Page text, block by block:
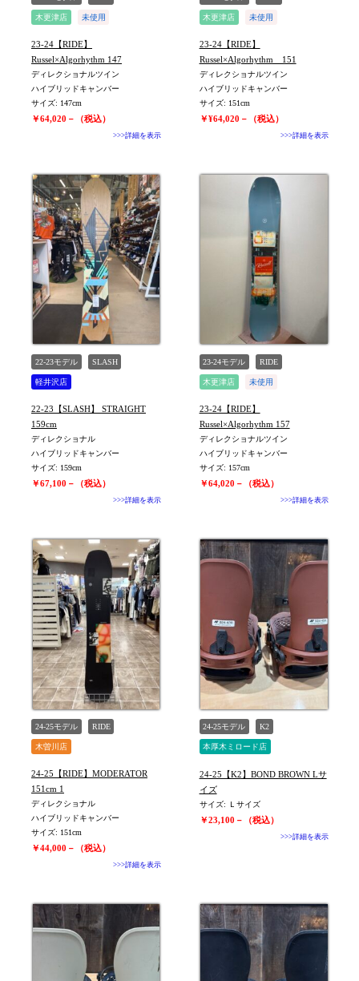
木更津店 未使用
値下げしました
23-24【RIDE】
Russel×Algorhythm 147
ディレクショナルツイン
ハイブリッドキャンバー
サイズ: 147cm
￥64,020－（税込）
>>>詳細を表示
木更津店 未使用
値下げしました
23-24【RIDE】
Russel×Algorhythm 151
ディレクショナルツイン
ハイブリッドキャンバー
サイズ: 151cm
￥¥64,020－（税込）
>>>詳細を表示
22-23モデル SLASH
軽井沢店
22-23【SLASH】 STRAIGHT
159cm
ディレクショナル
ハイブリッドキャンバー
サイズ: 159cm
￥67,100－（税込）
>>>詳細を表示
23-24モデル RIDE
木更津店 未使用
値下げしました
23-24【RIDE】
Russel×Algorhythm 157
ディレクショナルツイン
ハイブリッドキャンバー
サイズ: 157cm
￥64,020－（税込）
>>>詳細を表示
24-25モデル RIDE
木曽川店
24-25【RIDE】MODERATOR
151cm 1
ディレクショナル
ハイブリッドキャンバー
サイズ: 151cm
￥44,000－（税込）
>>>詳細を表示
24-25モデル K2
本厚木ミロード店
24-25【K2】BOND BROWN Lサ
イズ
サイズ: Ｌサイズ
￥23,100－（税込）
>>>詳細を表示